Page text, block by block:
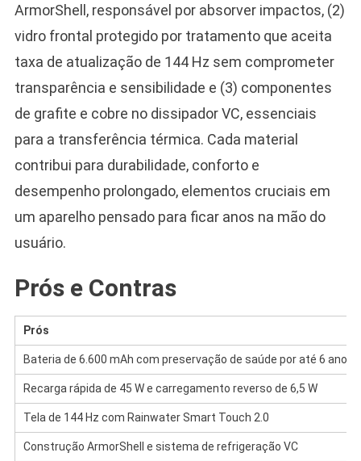
ArmorShell, responsável por absorver impactos, (2)
vidro frontal protegido por tratamento que aceita
taxa de atualização de 144 Hz sem comprometer
transparência e sensibilidade e (3) componentes
de grafite e cobre no dissipador VC, essenciais
para a transferência térmica. Cada material
contribui para durabilidade, conforto e
desempenho prolongado, elementos cruciais em
um aparelho pensado para ficar anos na mão do
usuário.
Prós e Contras
Prós
Bateria de 6.600 mAh com preservação de saúde por até 6 anos
Recarga rápida de 45 W e carregamento reverso de 6,5 W
Tela de 144 Hz com Rainwater Smart Touch 2.0
Construção ArmorShell e sistema de refrigeração VC